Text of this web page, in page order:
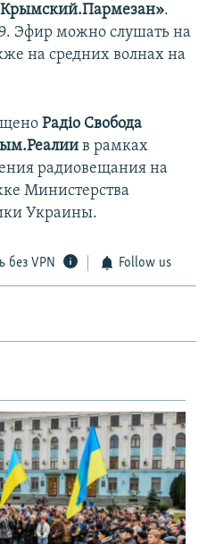
.
Эфир можно слушать на
на средних волнах на
Радіо Свобода
в рамках
радиовещания на
Министерства
Украины.
без VPN Follow us